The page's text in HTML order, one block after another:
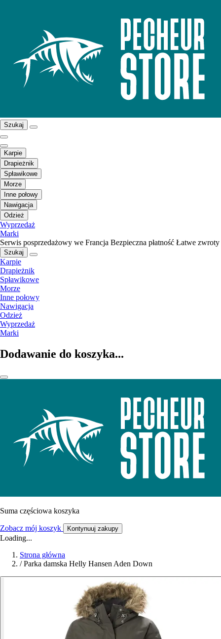
Szukaj
Karpie
Drapieżnik
Spławikowe
Morze
Inne połowy
Nawigacja
Odzież
Wyprzedaż
Marki
Serwis posprzedażowy we Francja Bezpieczna płatność Łatwe zwroty
Szukaj
Karpie
Drapieżnik
Spławikowe
Morze
Inne połowy
Nawigacja
Odzież
Wyprzedaż
Marki
Dodawanie do koszyka...
Suma częściowa koszyka
Zobacz mój koszyk Kontynuuj zakupy
Loading...
Strona główna
/ Parka damska Helly Hansen Aden Down